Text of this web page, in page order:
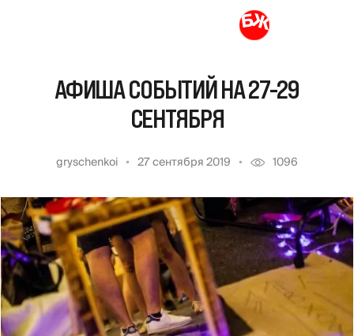
АФИША СОБЫТИЙ НА 27-29
СЕНТЯБРЯ
gryschenkoi 27 сентября 2019 1096